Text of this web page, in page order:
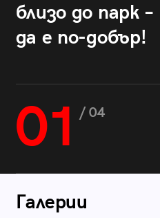
близо до парк
да е по-добър!
01 / 04
Галерии